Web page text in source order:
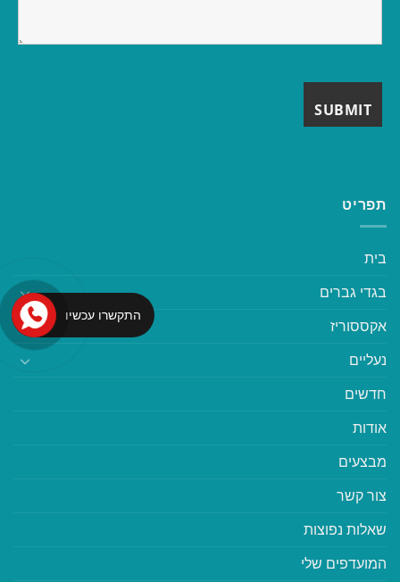
תפריט
בית
בגדי גברים
אקססוריז
נעליים
חדשים
אודות
מבצעים
צור קשר
שאלות נפוצות
המועדפים שלי
התקשרו עכשיו